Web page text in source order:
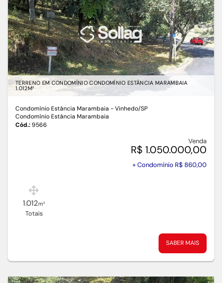
TERRENO EM CONDOMÍNIO CONDOMÍNIO ESTÂNCIA MARAMBAIA
1.012M²
Condomínio Estância Marambaia - Vinhedo/SP
Condomínio Estância Marambaia
Cód.:9566
Venda
R$ 1.050.000,00
+ Condomínio R$ 860,00
1.012m²
Totais
SABER MAIS